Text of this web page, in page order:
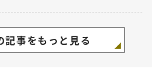
記事をもっと見る